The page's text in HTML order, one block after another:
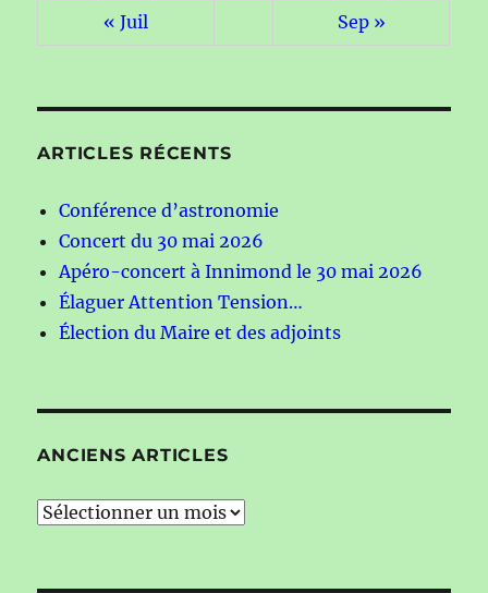
« Juil Sep »
ARTICLES RÉCENTS
Conférence d’astronomie
Concert du 30 mai 2026
Apéro-concert à Innimond le 30 mai 2026
Élaguer Attention Tension…
Élection du Maire et des adjoints
ANCIENS ARTICLES
Anciens